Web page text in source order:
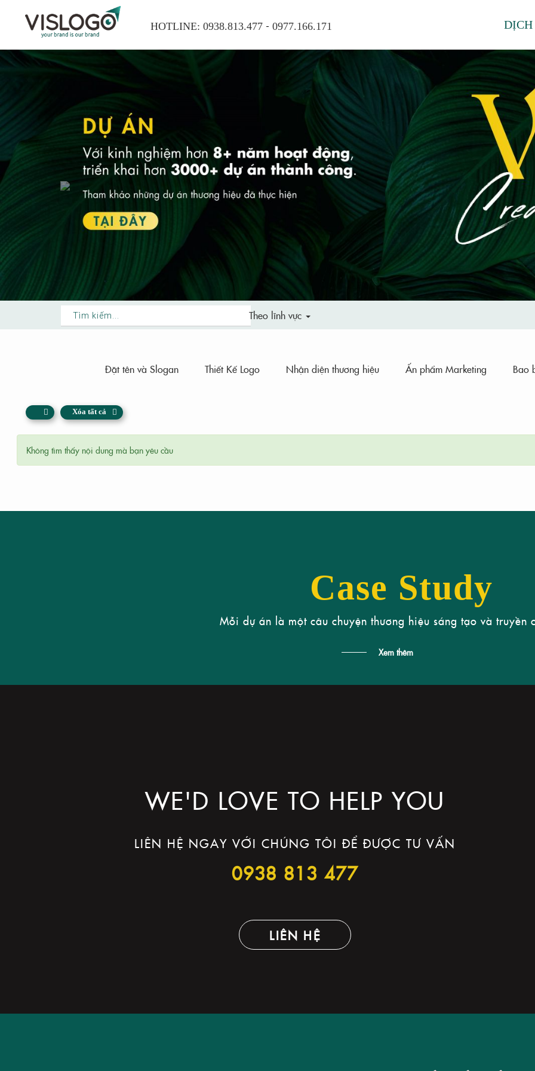
HOTLINE: 0938.813.477- 0977.166.171 the important stuff EN
CASE STUDY
YAMAHA LONG THÀNH
ĐẠT
FAIRY TOWN
Previous
Theo lĩnh vực
Đặt tên và Slogan Thiết Kế Logo Nhận diện thương hiệu Ấn phẩm Marketing Bao
Xóa tất cả
Không tìm thấy nội dung mà bạn yêu cầu
Case Study
Mỗi dự án là một câu chuyện thương hiệu sáng tạo và truyền
Xem thêm
WE'D LOVE TO HELP YOU
LIÊN HỆ NGAY VỚI CHÚNG TÔI ĐỂ ĐƯỢC TƯ VẤN
0938 813 477
LIÊN HỆ